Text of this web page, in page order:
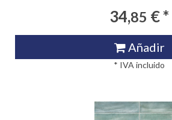
34,85 € *
Añadir
* IVA incluido